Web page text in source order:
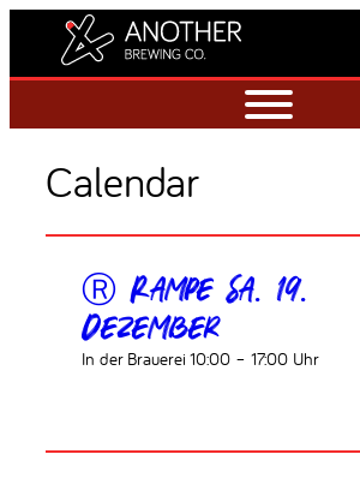
springen
Calendar
Ⓡ Rampe Sa. 19.
Dezember
In der Brauerei 10:00 – 17:00 Uhr